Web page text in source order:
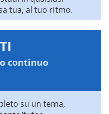
tua, al tuo ritmo.
continuo
su un tema,